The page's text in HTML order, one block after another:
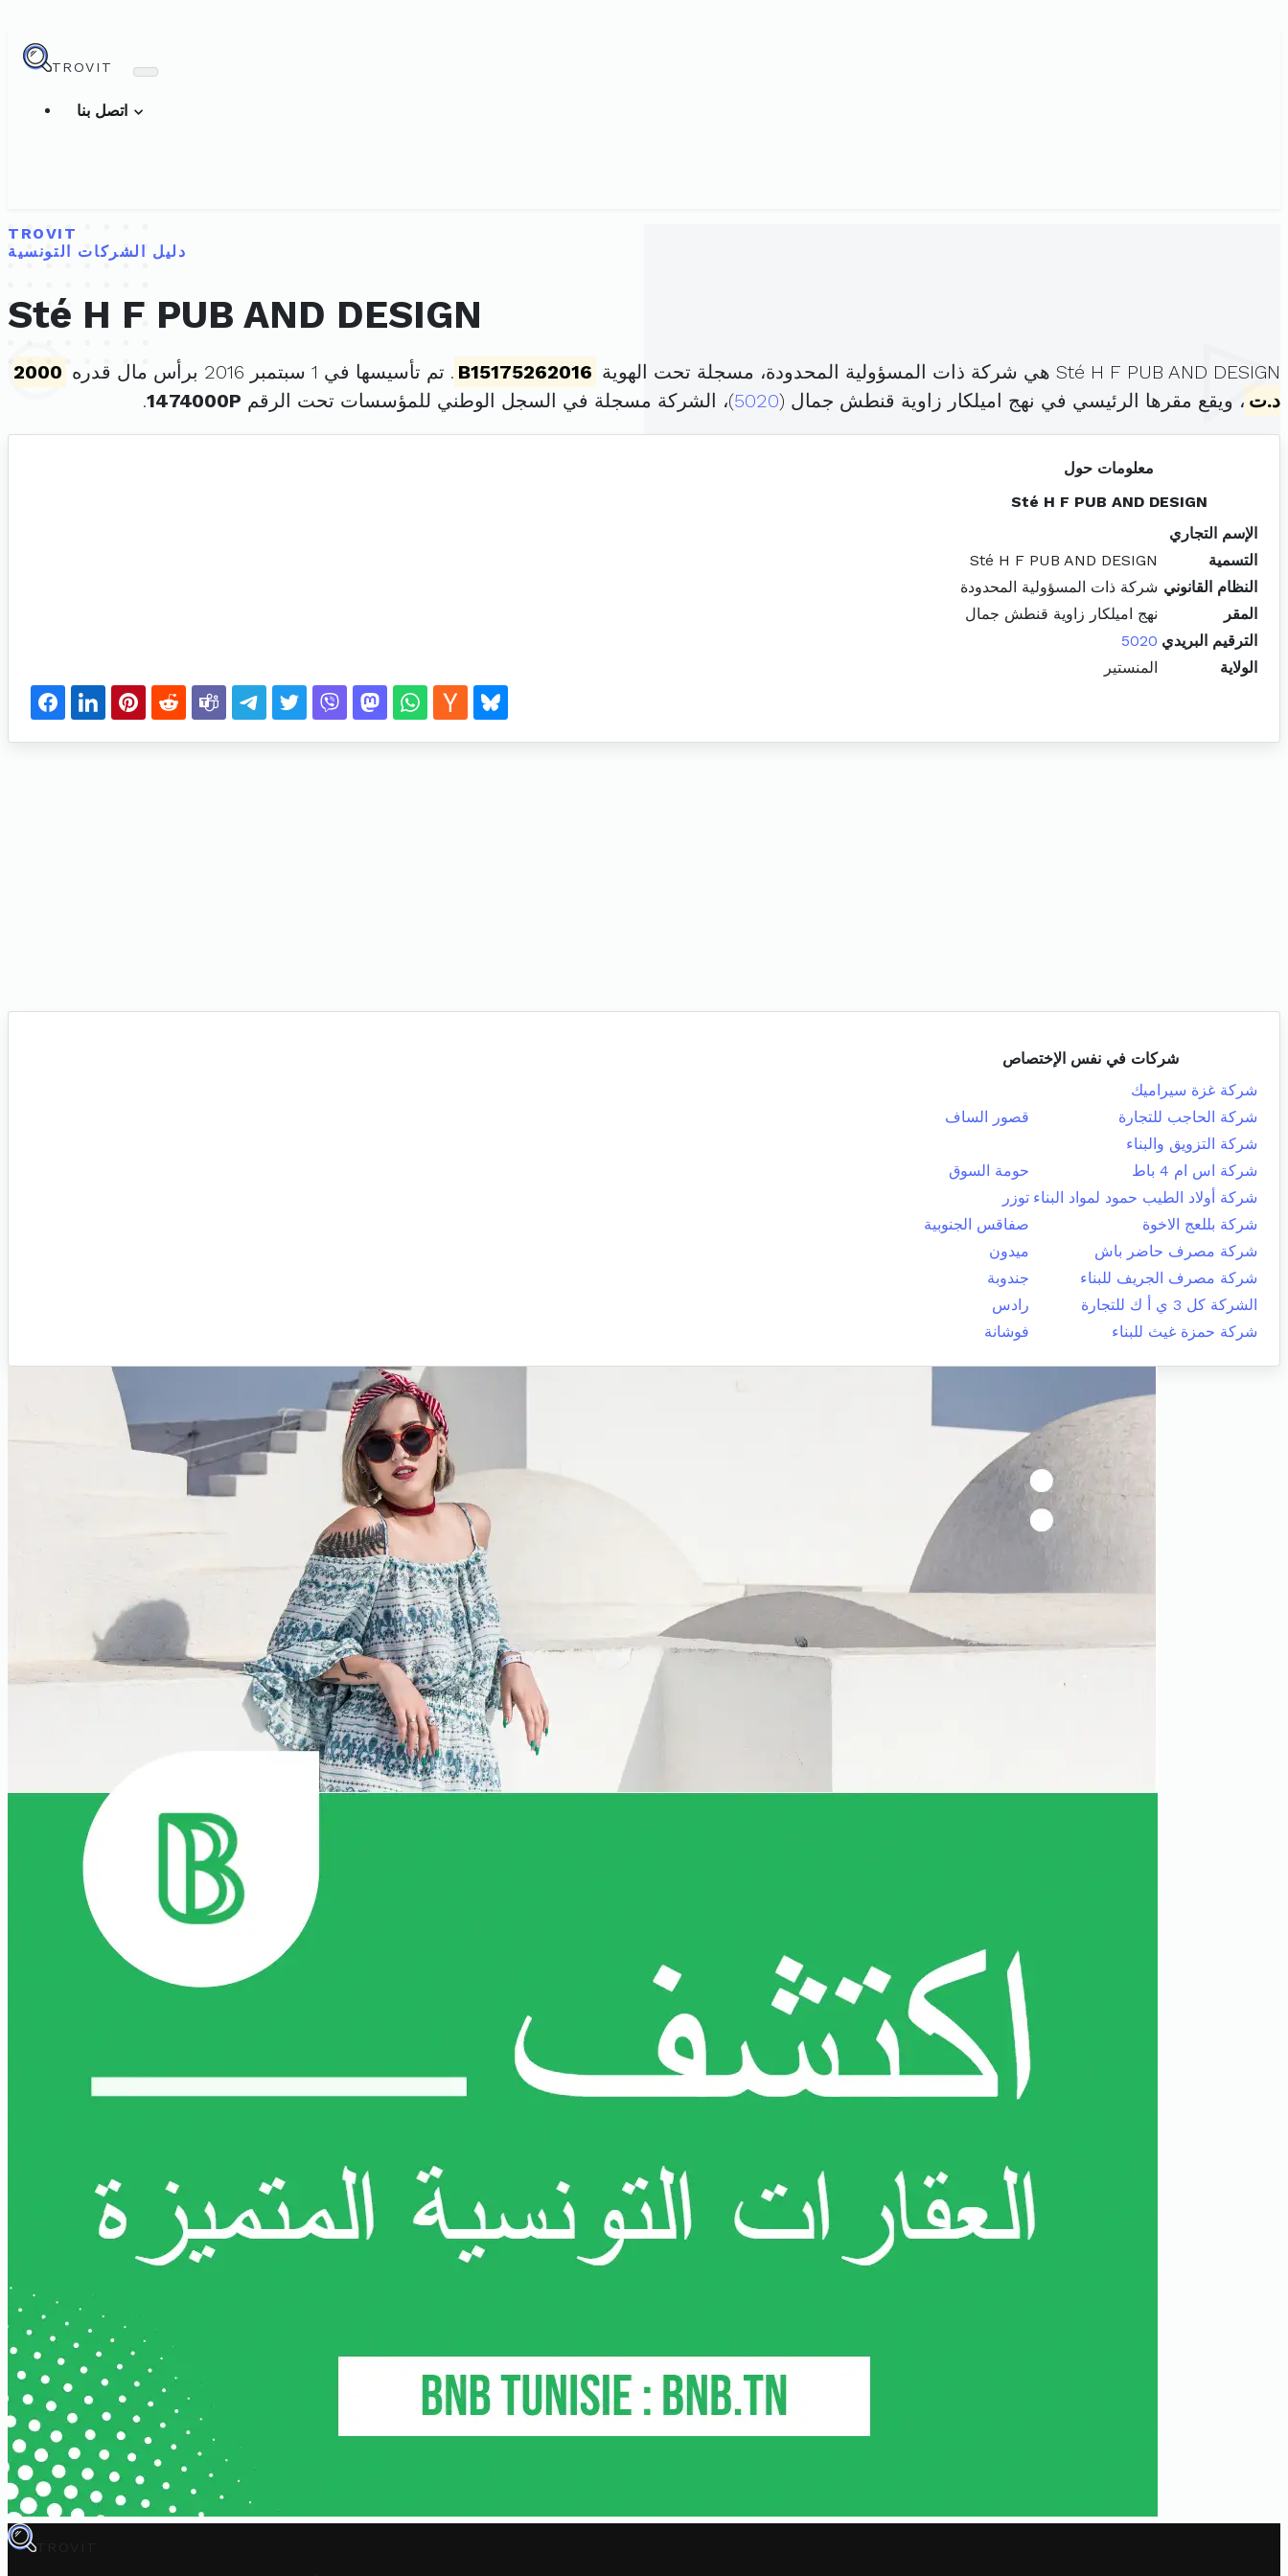
TROVIT
TROVIT
دليل الشركات التونسية
Sté H F PUB AND DESIGN
Sté H F PUB AND DESIGN هي شركة ذات المسؤولية المحدودة، مسجلة تحت الهوية B15175262016 . تم تأسيسها في 1 سبتمبر 2016 برأس مال قدره
2000
د.ت ، ويقع مقرها الرئيسي في نهج اميلكار زاوية قنطش جمال (5020)، الشركة مسجلة في السجل الوطني للمؤسسات تحت الرقم 1474000P
.
معلومات حول
Sté H F PUB AND DESIGN
الإسم التجاري
التسمية
Sté H F PUB AND DESIGN
النظام القانوني شركة ذات المسؤولية المحدودة
المقر
نهج اميلكار زاوية قنطش جمال
الترقيم البريدي 5020
الولاية
المنستير
شركات في نفس الإختصاص
شركة غزة سيراميك
شركة الحاجب للتجارة
قصور الساف
شركة التزويق والبناء
شركة اس ام 4 باط
حومة السوق
شركة أولاد الطيب حمود لمواد البناء توزر
شركة بللعج الاخوة
صفاقس الجنوبية
شركة مصرف حاضر باش
ميدون
شركة مصرف الجريف للبناء
جندوبة
الشركة كل 3 ي أ ك للتجارة
رادس
شركة حمزة غيث للبناء
فوشانة
TROVIT